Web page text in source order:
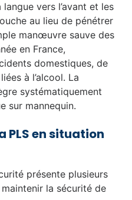
vers l’avant et les
au lieu de pénétrer
manœuvre sauve des
en France,
domestiques, de
à l’alcool. La
systématiquement
sur mannequin.
PLS en situation
présente plusieurs
la sécurité de